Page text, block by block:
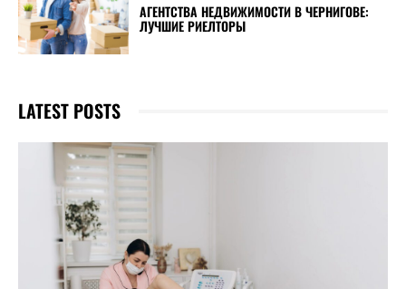
АГЕНТСТВА НЕДВИЖИМОСТИ В ЧЕРНИГОВЕ:
ЛУЧШИЕ РИЕЛТОРЫ
LATEST POSTS